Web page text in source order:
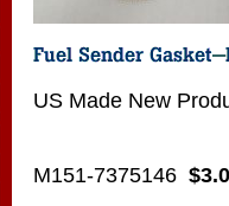
US Made New
M151-7375146